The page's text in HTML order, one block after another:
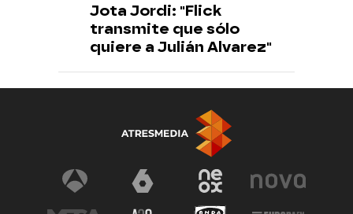
Jota Jordi: "Flick
transmite que sólo
quiere a Julián Alvarez"